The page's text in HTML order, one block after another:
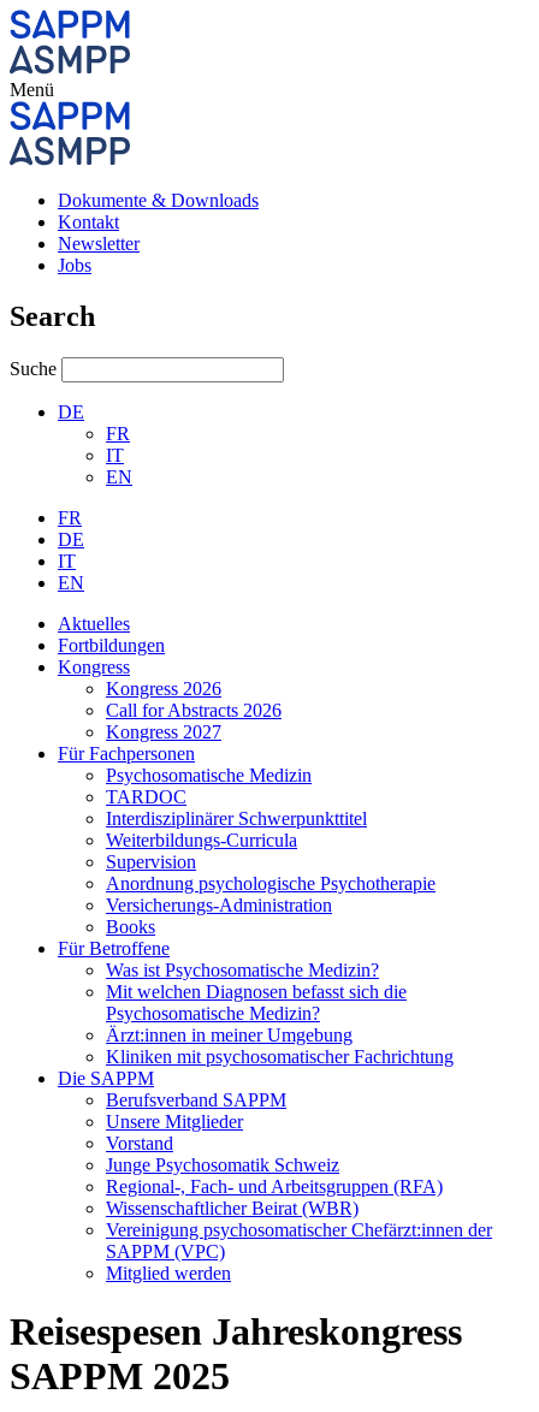
Menü
Dokumente & Downloads
Kontakt
Newsletter
Jobs
Search
Suche
DE
FR
IT
EN
FR
DE
IT
EN
Aktuelles
Fortbildungen
Kongress
Kongress 2026
Call for Abstracts 2026
Kongress 2027
Für Fachpersonen
Psychosomatische Medizin
TARDOC
Interdisziplinärer Schwerpunkttitel
Weiterbildungs-Curricula
Supervision
Anordnung psychologische Psychotherapie
Versicherungs-Administration
Books
Für Betroffene
Was ist Psychosomatische Medizin?
Mit welchen Diagnosen befasst sich die
Psychosomatische Medizin?
Ärzt:innen in meiner Umgebung
Kliniken mit psychosomatischer Fachrichtung
Die SAPPM
Berufsverband SAPPM
Unsere Mitglieder
Vorstand
Junge Psychosomatik Schweiz
Regional-, Fach- und Arbeitsgruppen (RFA)
Wissenschaftlicher Beirat (WBR)
Vereinigung psychosomatischer Chefärzt:innen der
SAPPM (VPC)
Mitglied werden
Reisespesen Jahreskongress
SAPPM 2025